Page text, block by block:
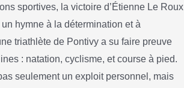
sportives, la victoire d’Étienne Le Roux
hymne à la détermination et à
triathlète de Pontivy a su faire preuve
: natation, cyclisme, et course à pied.
seulement un exploit personnel, mais